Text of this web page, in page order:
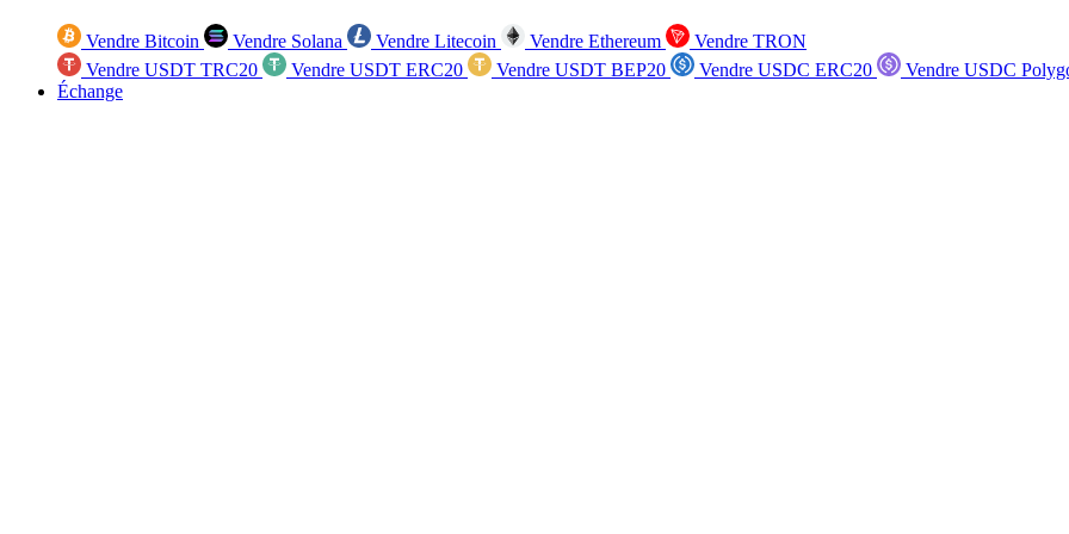
Vendre Bitcoin Vendre Solana Vendre Litecoin Vendre Ethereum
Vendre TRON
Vendre USDT TRC20
Vendre USDT ERC20 Vendre USDT BEP20 Vendre USDC ERC20
Vendre USDC
Échange